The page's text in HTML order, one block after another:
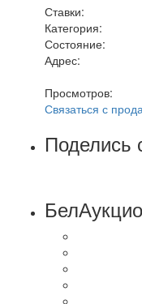
Ставки:
Категория:
Состояние:
Адрес:
Просмотров:
Связаться с
Поделись